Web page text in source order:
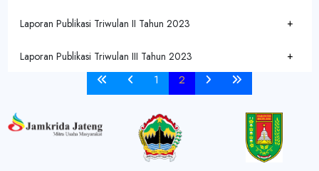
Laporan Publikasi Triwulan II Tahun 2023
Laporan Publikasi Triwulan III Tahun 2023
1 2